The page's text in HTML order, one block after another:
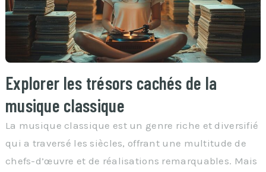
Explorer les trésors cachés de la
musique classique
La musique classique est un genre riche et diversifié
qui a traversé les siècles, offrant une multitude de
chefs-d’œuvre et de réalisations remarquables. Mais